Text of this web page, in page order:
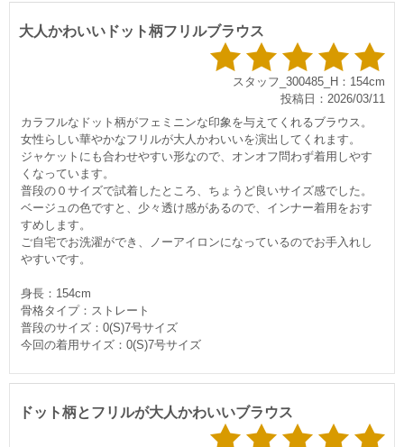
大人かわいいドット柄フリルブラウス
スタッフ_300485_H：154cm
投稿日：2026/03/11
カラフルなドット柄がフェミニンな印象を与えてくれるブラウス。
女性らしい華やかなフリルが大人かわいいを演出してくれます。
ジャケットにも合わせやすい形なので、オンオフ問わず着用しやす
くなっています。
普段の０サイズで試着したところ、ちょうど良いサイズ感でした。
ベージュの色ですと、少々透け感があるので、インナー着用をおす
すめします。
ご自宅でお洗濯ができ、ノーアイロンになっているのでお手入れし
すいです。
身長：154cm
骨格タイプ：ストレート
普段のサイズ：0(S)7号サイズ
今回の着用サイズ：0(S)7号サイズ
ドット柄とフリルが大人かわいいブラウス